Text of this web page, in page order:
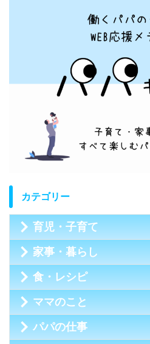
カテゴリー
育児・子育て
家事・暮らし
食・レシピ
ママのこと
パパの仕事